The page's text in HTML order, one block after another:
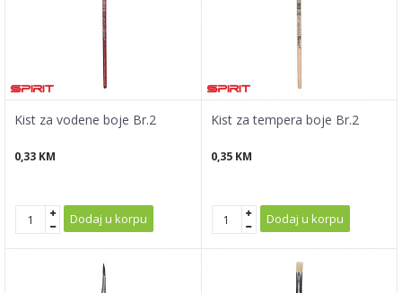
Kist za vodene boje Br.2
0,33 KM
Dodaj u korpu
Kist za tempera boje Br.2
0,35 KM
Dodaj u korpu